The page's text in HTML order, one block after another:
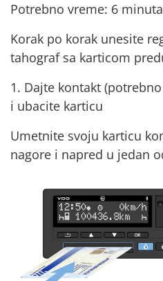
Potrebno vreme: 6
Korak po korak unesite
tahograf sa karticom
1. Dajte kontakt
i ubacite karticu
Umetnite svoju karticu
nagore i napred u jedan